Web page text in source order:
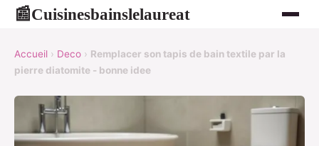
📰Cuisinesbainslelaureat
Accueil › Deco › Remplacer son tapis de bain textile par la
pierre diatomite - bonne idee